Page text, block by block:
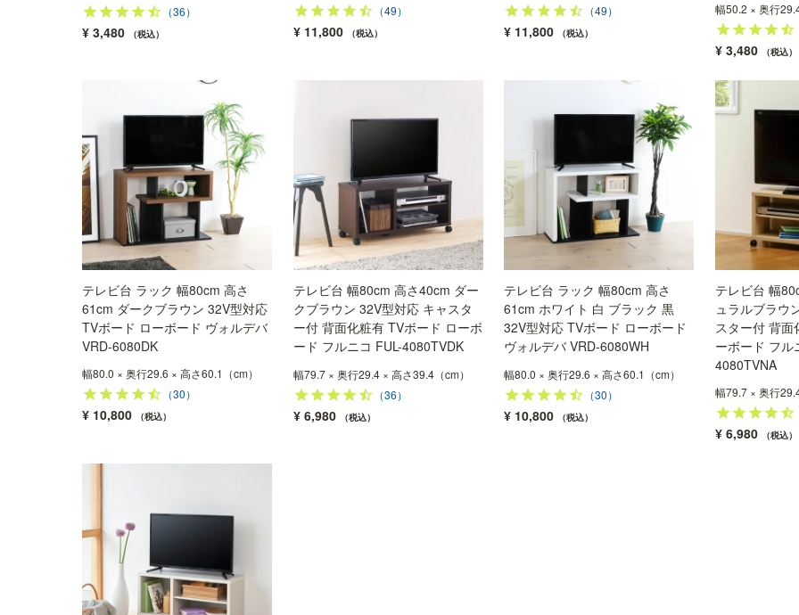
（36）
¥ 3,480 税込
（49）
¥ 11,800 税込
（49）
¥ 11,800 税込
幅50.2 × 奥行
¥ 3,480 税込
テレビ台 ラック 幅80cm 高さ
61cm ダークブラウン 32V型対応
TVボード ローボード ヴォルデバ
VRD-6080DK
幅80.0 × 奥行29.6 × 高さ60.1（cm）
（30）
¥ 10,800 税込
テレビ台 幅80cm 高さ40cm ダー
クブラウン 32V型対応 キャスタ
ー付 背面化粧有 TVボード ローボ
ード フルニコ FUL-4080TVDK
幅79.7 × 奥行29.4 × 高さ39.4（cm）
（36）
¥ 6,980 税込
テレビ台 ラック 幅80cm 高さ
61cm ホワイト 白 ブラック 黒
32V型対応 TVボード ローボード
ヴォルデバ VRD-6080WH
幅80.0 × 奥行29.6 × 高さ60.1（cm）
（30）
¥ 10,800 税込
テレビ台 幅
ュラルブラウ
スター付 背面
ーボード フル
4080TVNA
幅79.7 × 奥行
¥ 6,980 税込